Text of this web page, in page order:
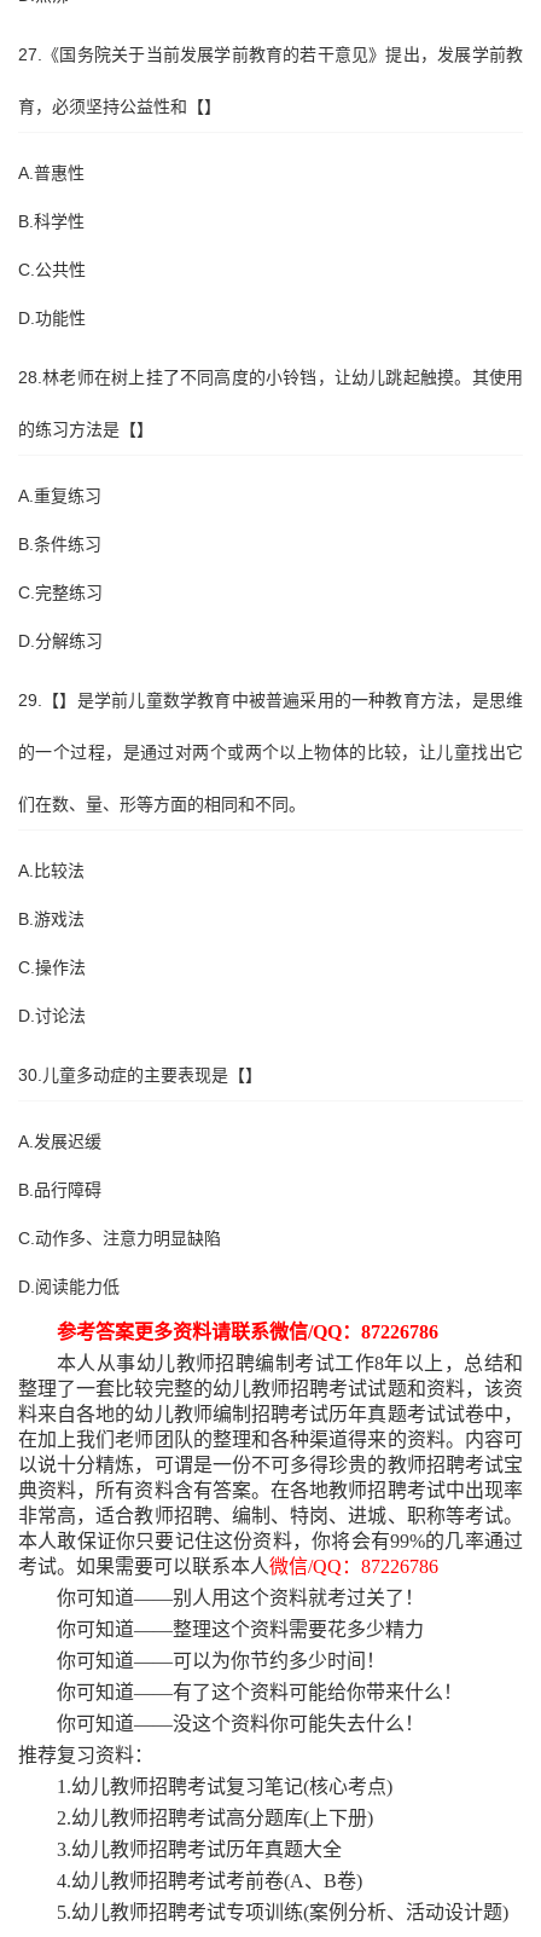
27.《国务院关于当前发展学前教育的若干意见》提出，发展学前教
育，必须坚持公益性和【】
A.普惠性
B.科学性
C.公共性
D.功能性
28.林老师在树上挂了不同高度的小铃铛，让幼儿跳起触摸。其使用
的练习方法是【】
A.重复练习
B.条件练习
C.完整练习
D.分解练习
29.【】是学前儿童数学教育中被普遍采用的一种教育方法，是思维
的一个过程，是通过对两个或两个以上物体的比较，让儿童找出它
们在数、量、形等方面的相同和不同。
A.比较法
B.游戏法
C.操作法
D.讨论法
30.儿童多动症的主要表现是【】
A.发展迟缓
B.品行障碍
C.动作多、注意力明显缺陷
D.阅读能力低
参考答案更多资料请联系微信/QQ：87226786
本人从事幼儿教师招聘编制考试工作8年以上，总结和
整理了一套比较完整的幼儿教师招聘考试试题和资料，该资
料来自各地的幼儿教师编制招聘考试历年真题考试试卷中，
在加上我们老师团队的整理和各种渠道得来的资料。内容可
以说十分精炼，可谓是一份不可多得珍贵的教师招聘考试宝
典资料，所有资料含有答案。在各地教师招聘考试中出现率
非常高，适合教师招聘、编制、特岗、进城、职称等考试。
本人敢保证你只要记住这份资料，你将会有99%的几率通过
考试。如果需要可以联系本人微信/QQ：87226786
你可知道——别人用这个资料就考过关了！
你可知道——整理这个资料需要花多少精力
你可知道——可以为你节约多少时间！
你可知道——有了这个资料可能给你带来什么！
你可知道——没这个资料你可能失去什么！
推荐复习资料：
1.幼儿教师招聘考试复习笔记(核心考点)
2.幼儿教师招聘考试高分题库(上下册)
3.幼儿教师招聘考试历年真题大全
4.幼儿教师招聘考试考前卷(A、B卷)
5.幼儿教师招聘考试专项训练(案例分析、活动设计题)